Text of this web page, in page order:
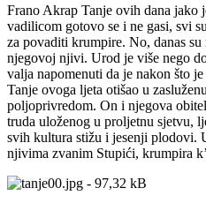
Frano Akrap Tanje ovih dana jako
vadilicom gotovo se i ne gasi, svi
za povaditi krumpire. No, danas
njegovoj njivi. Urod je više nego
valja napomenuti da je nakon što
Tanje ovoga ljeta otišao u
poljoprivredom. On i njegova
truda uloženog u proljetnu sjetvu,
svih kultura stižu i jesenji plodovi.
njivima zvanim Stupići, krumpira